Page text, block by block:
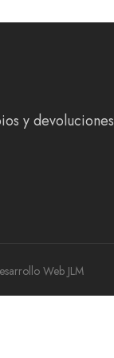
y devoluciones
Web JLM